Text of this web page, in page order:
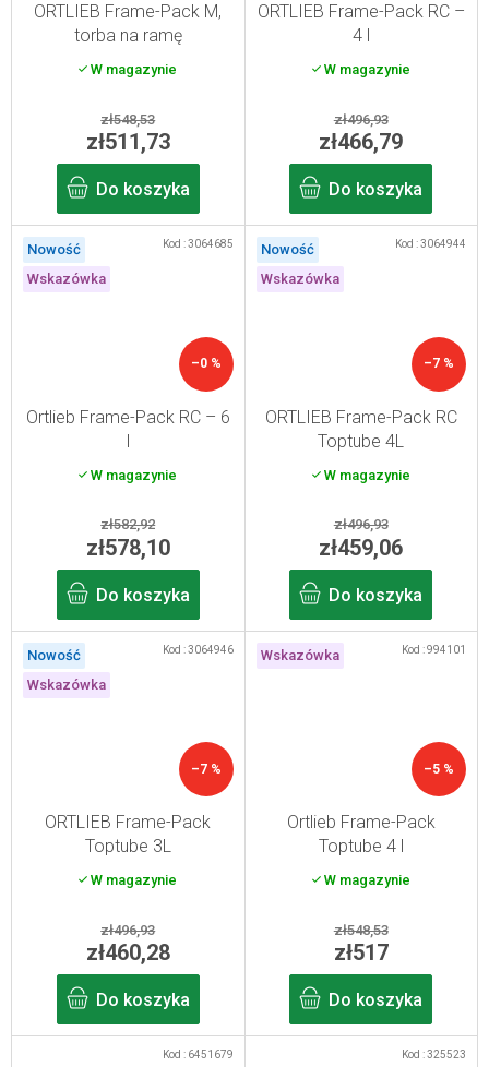
ORTLIEB Frame-Pack M,
torba na ramę
W magazynie
zł548,53
zł511,73
Do koszyka
ORTLIEB Frame-Pack RC –
4 l
W magazynie
zł496,93
zł466,79
Do koszyka
Nowość
Wskazówka
–0 %
Ortlieb Frame-Pack RC – 6
l
W magazynie
zł582,92
zł578,10
Do koszyka
Kod :3064685
Nowość
Wskazówka
–7 %
ORTLIEB Frame-Pack RC
Toptube 4L
W magazynie
zł496,93
zł459,06
Do koszyka
Kod :3064944
Nowość
Wskazówka
–7 %
ORTLIEB Frame-Pack
Toptube 3L
W magazynie
zł496,93
zł460,28
Do koszyka
Kod :3064946 Wskazówka
–5 %
Ortlieb Frame-Pack
Toptube 4 l
W magazynie
zł548,53
zł517
Do koszyka
Kod :994101
Kod : 6451679 Kod :325523